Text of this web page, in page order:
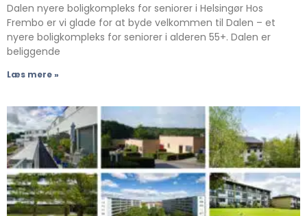
Dalen nyere boligkompleks for seniorer i Helsingør Hos
Frembo er vi glade for at byde velkommen til Dalen – et
nyere boligkompleks for seniorer i alderen 55+. Dalen er
beliggende
Læs mere »